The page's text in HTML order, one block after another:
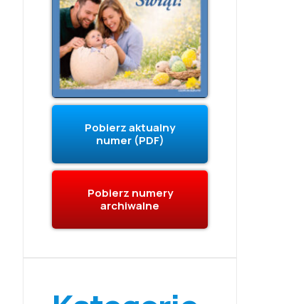
Pobierz aktualny
numer (PDF)
Pobierz numery
archiwalne